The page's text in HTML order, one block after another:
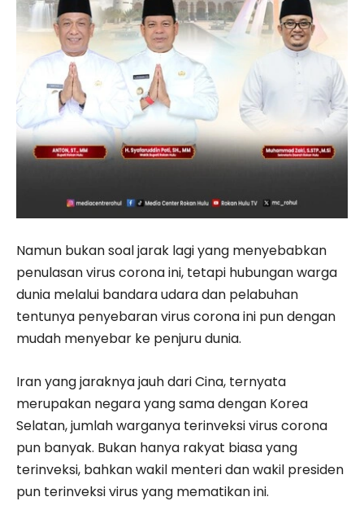
Namun bukan soal jarak lagi yang menyebabkan
penulasan virus corona ini, tetapi hubungan warga
dunia melalui bandara udara dan pelabuhan
tentunya penyebaran virus corona ini pun dengan
mudah menyebar ke penjuru dunia.
Iran yang jaraknya jauh dari Cina, ternyata
merupakan negara yang sama dengan Korea
Selatan, jumlah warganya terinveksi virus corona
pun banyak. Bukan hanya rakyat biasa yang
terinveksi, bahkan wakil menteri dan wakil presiden
pun terinveksi virus yang mematikan ini.